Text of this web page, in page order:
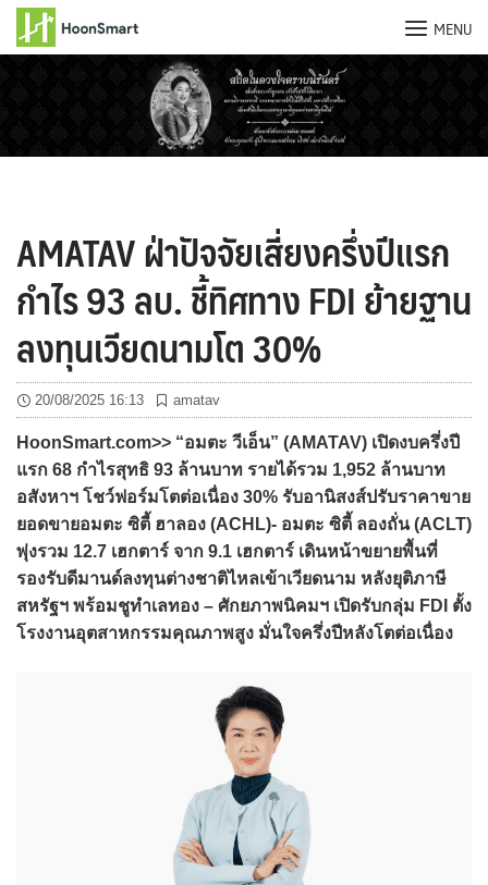
MENU
AMATAV ฝ่าปัจจัยเสี่ยงครึ่งปีแรก
กำไร 93 ลบ. ชี้ทิศทาง FDI ย้ายฐาน
ลงทุนเวียดนามโต 30%
20/08/2025 16:13 amatav
HoonSmart.com>> “อมตะ วีเอ็น” (AMATAV) เปิดงบครึ่งปี
แรก 68 กำไรสุทธิ 93 ล้านบาท รายได้รวม 1,952 ล้านบาท
อสังหาฯ โชว์ฟอร์มโตต่อเนื่อง 30% รับอานิสงส์ปรับราคาขาย
ยอดขายอมตะ ซิตี้ ฮาลอง (ACHL)- อมตะ ซิตี้ ลองถั่น (ACLT)
พุ่งรวม 12.7 เฮกตาร์ จาก 9.1 เฮกตาร์ เดินหน้าขยายพื้นที่
รองรับดีมานด์ลงทุนต่างชาติไหลเข้าเวียดนาม หลังยุติภาษี
สหรัฐฯ พร้อมชูทำเลทอง – ศักยภาพนิคมฯ เปิดรับกลุ่ม FDI ตั้ง
โรงงานอุตสาหกรรมคุณภาพสูง มั่นใจครึ่งปีหลังโตต่อเนื่อง